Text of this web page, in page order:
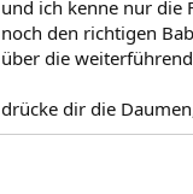
und ich kenne nur die
noch den richtigen
über die
drücke dir die